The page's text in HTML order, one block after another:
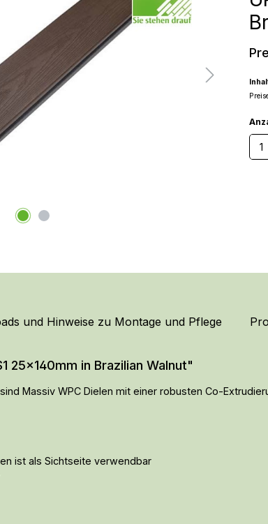
und Hinweise zu Montage und Pflege
25x140mm in Brazilian Walnut"
Massiv WPC Dielen mit einer robusten Co-
ist als Sichtseite verwendbar